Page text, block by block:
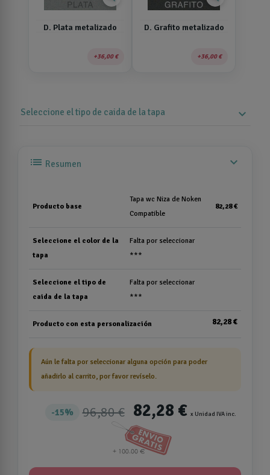
D. Plata metalizado
36,00 €
D. Grafito metalizado
36,00 €
Seleccione el tipo de caida de la tapa expand_more
list Resumen expand_more
Producto base
Tapa wc Niza de Noken
Compatible
82,28 €
Seleccione el color de la
tapa
Falta por seleccionar
***
Seleccione el tipo de
caida de la tapa
Falta por seleccionar
***
Producto con esta personalización 82,28 €
Aún le falta por seleccionar alguna opción para poder
añadirlo al carrito, por favor revíselo.
15% 96,80 € 82,28 € x Unidad IVA inc.